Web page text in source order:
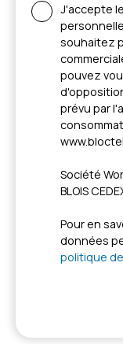
J'accepte
souhaitez
pouvez
prévu par
Société
BLOIS
Pour en
données
politique